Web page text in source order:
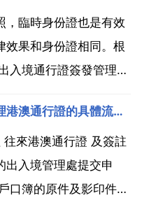
，臨時身份證也是有效
效果和身份證相同。根
入境通行證簽發管理辦
出入境管理機構提出，
期免冠 一張以及填寫
辦港澳通行證的流程，首次辦理港澳通行證的具體流程步驟
來港澳通行證 及簽註
出入境管理處提交申
口簿的原件及影印件